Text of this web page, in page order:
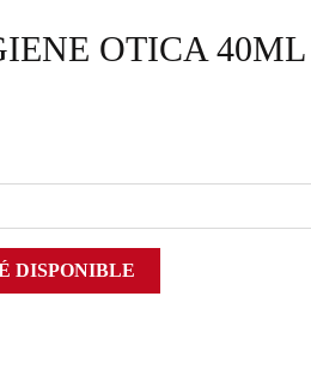
OTICA 40ML
DISPONIBLE